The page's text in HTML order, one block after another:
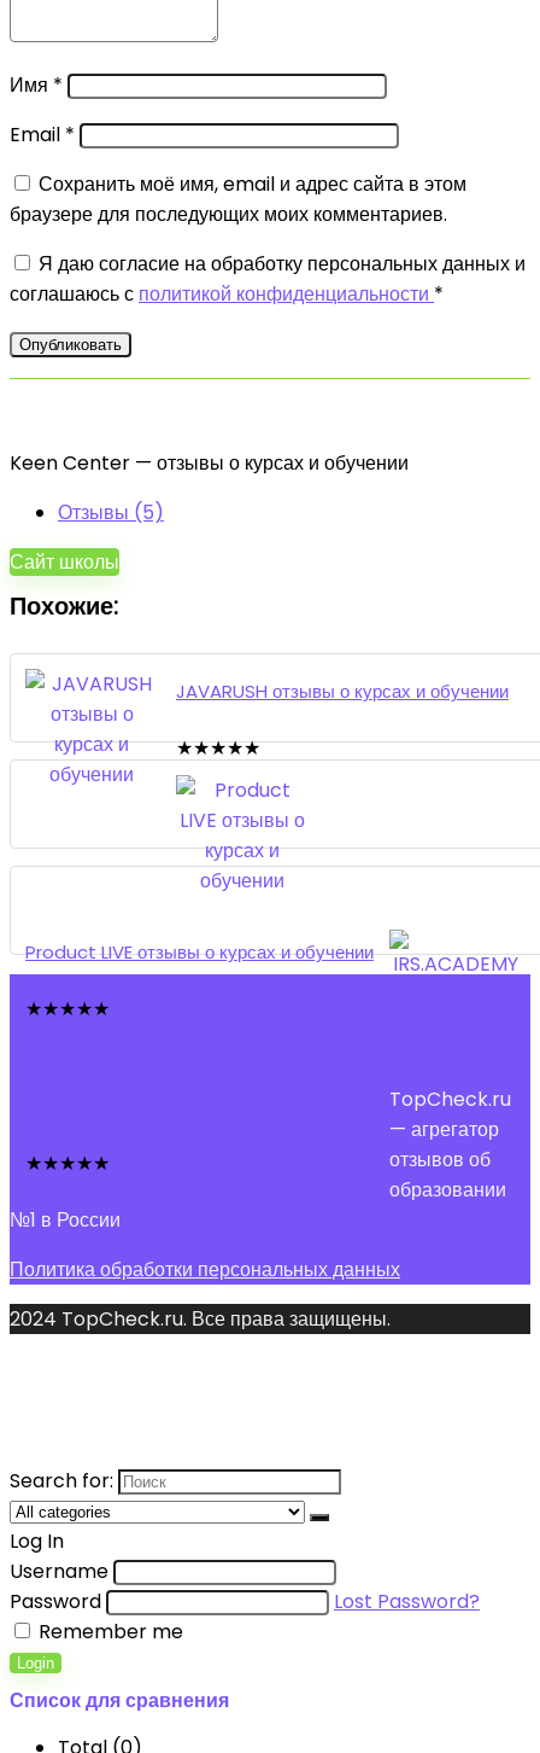
Имя *
Email *
Сохранить моё имя, email и адрес сайта в этом
браузере для последующих моих комментариев.
Я даю согласие на обработку персональных данных и
соглашаюсь с политикой конфиденциальности *
Keen Center — отзывы о курсах и обучении
Отзывы (5)
Сайт школы
Похожие:
JAVARUSH отзывы о курсах и обучении
★★★★★
Product LIVE отзывы о курсах и обучении
★★★★★
★★★★★
TopCheck.ru
— агрегатор
отзывов об
образовании
№1 в России
Политика обработки персональных данных
2024 TopCheck.ru. Все права защищены.
Search for:
Log In
Username
Password
Lost Password?
Remember me
Login
Список для сравнения